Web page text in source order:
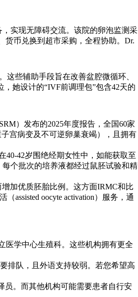
实现无障碍交流。该院的卵泡监测采
货币兑换到超市采购，全程协助。Dr.
这些辅助手段旨在改善盆腔微循环、
她设计的“IVF前调理包”包含42天的
）发布的2025年度报告，全国60家
宫病变及不可逆卵巢衰竭），且拥有
40-42岁围绝经期女性中，如能获取至
个批次的培养液都经过鼠胚试验和精
加优质胚胎比例。这方面IRMC和比
assisted oocyte activation）服务，通
医学中心生殖科。这些机构拥有更全
排队，且外语支持较弱。若您希望高
员。而其他机构可能需要患者自行安